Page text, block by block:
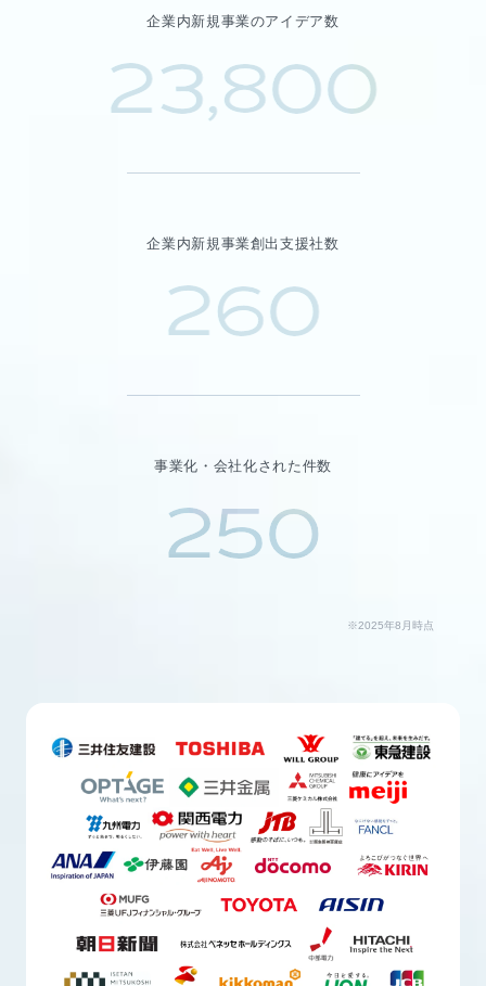
企業内新規事業のアイデア数
23,800
企業内新規事業創出支援社数
260
事業化・会社化された件数
250
※2025年8月時点